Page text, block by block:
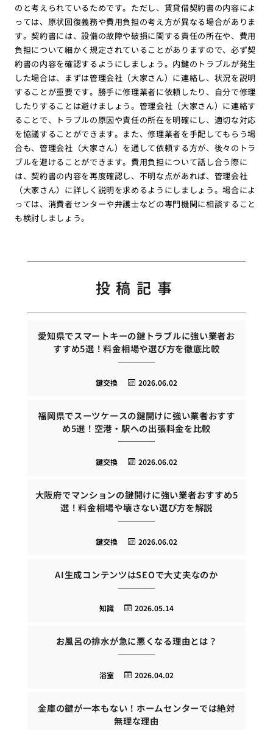
のと考えられているためです。ただし、賃貸借契約書の内容によ
っては、原状回復義務や費用負担の考え方が異なる場合がありま
す。契約書には、設備の故障や破損に関する責任の所在や、費用
負担について細かく規定されていることがありますので、必ず契
約書の内容を確認するようにしましょう。内鍵のトラブルが発生
した場合は、まずは管理会社（大家さん）に連絡し、状況を説明
することが重要です。勝手に修理業者に依頼したり、自分で修理
したりすることは避けましょう。管理会社（大家さん）に連絡す
ることで、トラブルの原因や責任の所在を明確にし、適切な対応
を協議することができます。また、修理業者を手配してもらう場
合も、管理会社（大家さん）を通して依頼する方が、後々のトラ
ブルを避けることができます。費用負担について話し合う際に
は、契約書の内容を再度確認し、不明な点があれば、管理会社
（大家さん）に詳しく説明を求めるようにしましょう。場合によ
っては、消費者センターや弁護士などの専門機関に相談すること
も検討しましょう。
投稿記事
愛知県でスマートキーの鍵トラブルに強い業者お
すすめ5選！料金相場や選び方を徹底比較
2026.06.02
鍵交換
福岡県でスーツケースの鍵開けに強い業者おすす
め5選！空港・駅への出張料金を比較
2026.06.02
鍵交換
大阪府でマンションの鍵開けに強い業者おすすめ5
選！料金相場や壊さない選び方を解説
2026.06.02
鍵交換
AI生成コンテンツはSEOで大丈夫なのか
2026.05.14
知識
お風呂の排水が急に悪くなる理由とは？
2026.04.02
浴室
金庫の鍵が一本もない！ホームセンターでは絶対
無理な理由